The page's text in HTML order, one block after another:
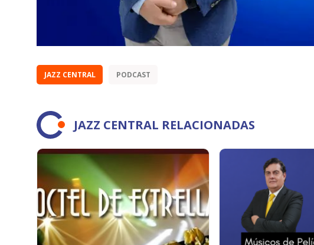
JAZZ CENTRAL PODCAST
JAZZ CENTRAL RELACIONADAS